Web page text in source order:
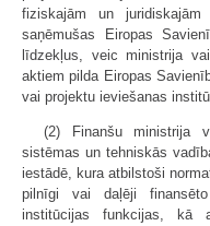
fiziskajām un
saņēmušas Eiropas
līdzekļus, veic ministrija
aktiem pilda Eiropas
vai projektu ieviešanas
(2) Finanšu ministrija
sistēmas un tehniskās
iestādē, kura atbilstoši
pilnīgi vai daļēji
institūcijas funkcijas, kā